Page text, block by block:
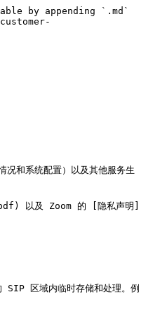
by appending `.md`
和系统配置）以及其他服务生
以及 Zoom 的 [隐私声明]
SIP 区域内临时存储和处理。例